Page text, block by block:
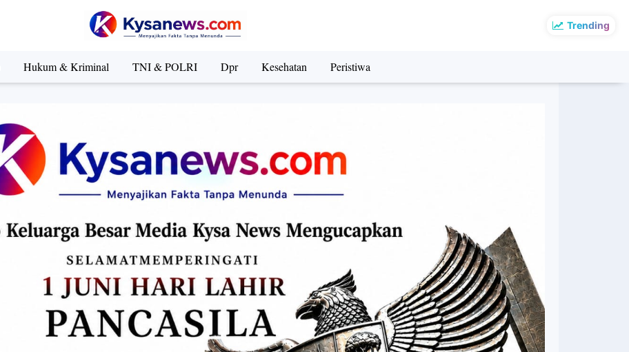
Trending
Hukum & Kriminal TNI & POLRI Dpr Kesehatan Peristiwa